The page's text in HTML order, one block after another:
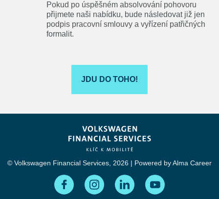
Pokud po úspěšném absolvování pohovoru
přijmete naši nabídku, bude následovat již jen
podpis pracovní smlouvy a vyřízení patřičných
formalit.
JDU DO TOHO!
© Volkswagen Financial Services, 2026 | Powered byAlma Career